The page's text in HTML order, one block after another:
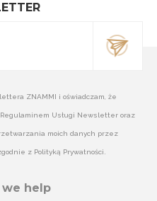
ZNAMMI i oświadczam, że
Usługi Newsletter oraz
moich danych przez
z Polityką Prywatności.
we help